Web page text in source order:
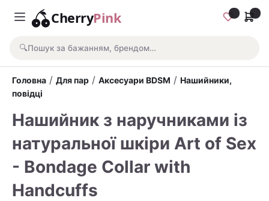
CherryPink
🔍Пошук за бажанням, брендом…
Головна / Для пар / Аксесуари BDSM / Нашийники,
повідці
Нашийник з наручниками із
натуральної шкіри Art of Sex
- Bondage Collar with
Handcuffs